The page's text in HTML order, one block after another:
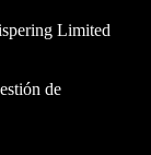
Limited
de